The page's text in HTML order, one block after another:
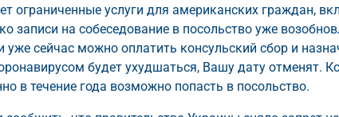
ограниченные услуги для американских граждан,
записи на собеседование в посольство уже
уже сейчас можно оплатить консульский сбор и
будет ухудшаться, Вашу дату отменят.
в течение года возможно попасть в посольство.